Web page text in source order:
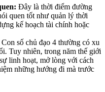
Đây là thời điểm đường
quen tốt như quản lý thời
kế hoạch tài chính hoặc
Con số chủ đạo 4 thường có xu
Tuy nhiên, trong năm thế giới
linh hoạt, mở lòng với cách
những hướng đi mà trước